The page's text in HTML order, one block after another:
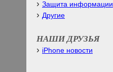
Защита информации
Другие
НАШИ ДРУЗЬЯ
iPhone новости